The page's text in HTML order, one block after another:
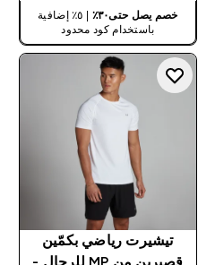
خصم يصل حتى٣٠٪
| ٥٪ إضافية
باستخدام كود محدود
تيشيرت رياضي بكمّين
قصيرين من MP للرجال -